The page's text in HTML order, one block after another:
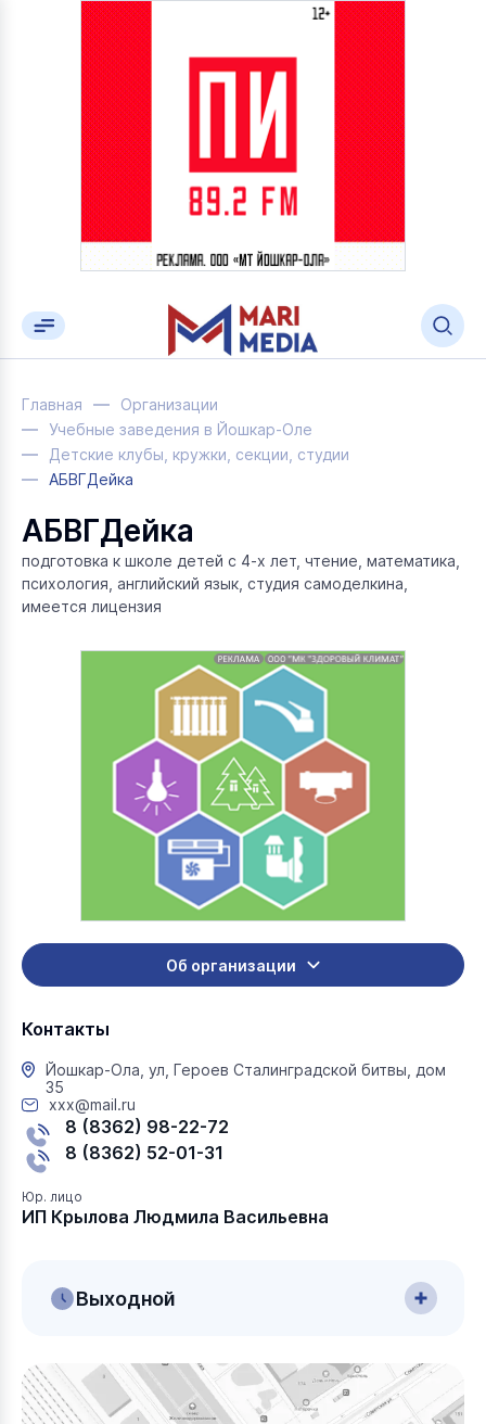
Главная
Организации
Учебные заведения в Йошкар-Оле
Детские клубы, кружки, секции, студии
АБВГДейка
АБВГДейка
подготовка к школе детей с 4-х лет, чтение, математика,
психология, английский язык, студия самоделкина,
имеется лицензия
Об организации
Контакты
Йошкар-Ола, ул, Героев Сталинградской битвы, дом
35
xxx@mail.ru
8 (8362) 98-22-72
8 (8362) 52-01-31
Юр. лицо
ИП Крылова Людмила Васильевна
Выходной